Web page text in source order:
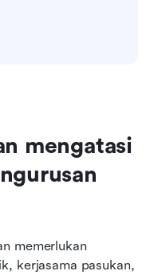
mengatasi
memerlukan
kerjasama pasukan,